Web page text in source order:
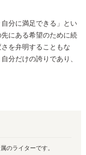
分に満足できる」とい
にある希望のために続
を弁明することもな
分だけの誇りであり、
のライターです。